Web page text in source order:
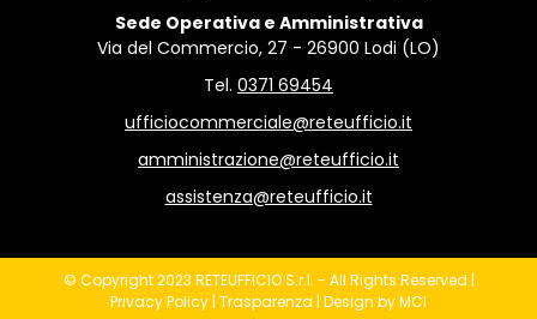
Sede Operativa e Amministrativa
Via del Commercio, 27 - 26900 Lodi (LO)
Tel. 0371 69454
ufficiocommerciale@reteufficio.it
amministrazione@reteufficio.it
assistenza@reteufficio.it
© Copyright 2023 RETEUFFICIO S.r.l. - All Rights Reserved |
Privacy Policy | Trasparenza | Design byMCI